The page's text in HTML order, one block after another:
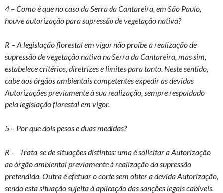
4 – Como é que no caso da Serra da Cantareira, em São Paulo,
houve autorização para supressão de vegetação nativa?
R – A legislação florestal em vigor não proíbe a realização de
supressão de vegetação nativa na Serra da Cantareira, mas sim,
estabelece critérios, diretrizes e limites para tanto. Neste sentido,
cabe aos órgãos ambientais competentes expedir as devidas
Autorizações previamente à sua realização, sempre respaldado
pela legislação florestal em vigor.
5 – Por que dois pesos e duas medidas?
R – Trata-se de situações distintas: uma é solicitar a Autorização
ao órgão ambiental previamente à realização da supressão
pretendida. Outra é efetuar o corte sem obter a devida Autorização,
sendo esta situação sujeita à aplicação das sanções legais cabíveis.